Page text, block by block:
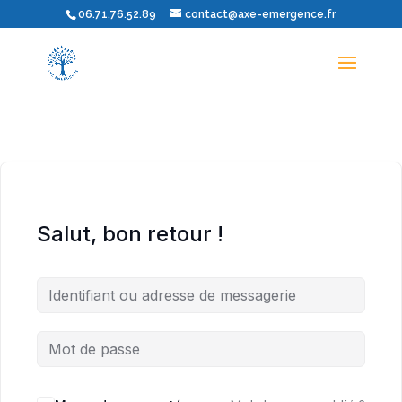
06.71.76.52.89 contact@axe-emergence.fr
Salut, bon retour !